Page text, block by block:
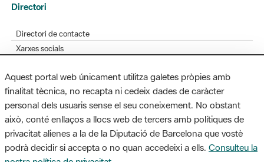
Directori
Directori de contacte
Xarxes socials
Bústia de suggeriments
Opineu sobre els parcs
MAPA WEB AVÍS LEGAL ACCESSIBILITAT
Aquest portal web únicament utilitza galetes pròpies amb
finalitat tècnica, no recapta ni cedeix dades de caràcter
personal dels usuaris sense el seu coneixement. No obstant
això, conté enllaços a llocs web de tercers amb polítiques de
privacitat alienes a la de la Diputació de Barcelona que vostè
podrà decidir si accepta o no quan accedeixi a ells. Consulteu la